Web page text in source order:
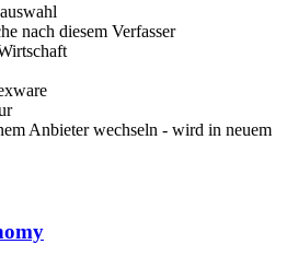
nach diesem Verfasser
Anbieter wechseln - wird in neuem